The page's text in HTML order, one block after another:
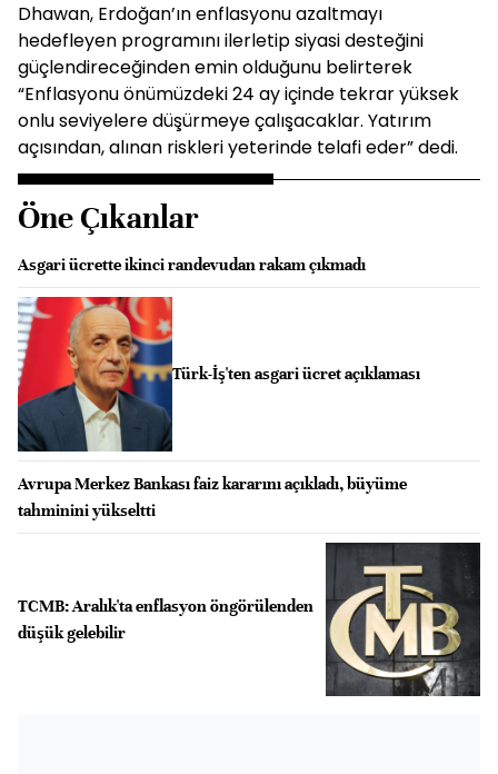
Dhawan, Erdoğan’ın enflasyonu azaltmayı
hedefleyen programını ilerletip siyasi desteğini
güçlendireceğinden emin olduğunu belirterek
“Enflasyonu önümüzdeki 24 ay içinde tekrar yüksek
onlu seviyelere düşürmeye çalışacaklar. Yatırım
açısından, alınan riskleri yeterinde telafi eder” dedi.
Öne Çıkanlar
Asgari ücrette ikinci randevudan rakam çıkmadı
Türk-İş'ten asgari ücret açıklaması
Avrupa Merkez Bankası faiz kararını açıkladı, büyüme
tahminini yükseltti
TCMB: Aralık'ta enflasyon öngörülenden
düşük gelebilir